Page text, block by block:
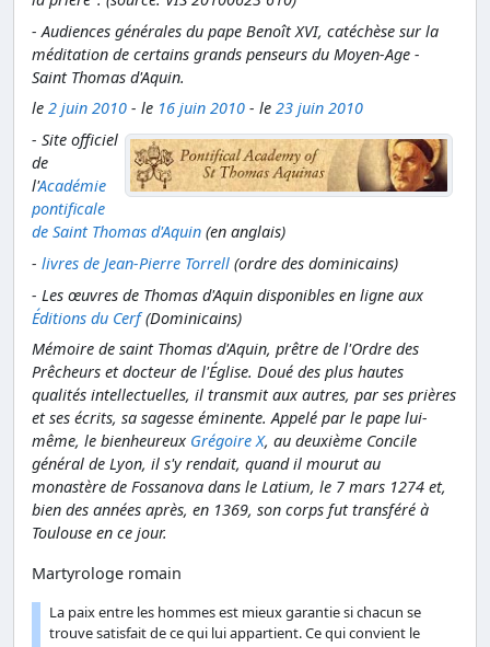
- Audiences générales du pape Benoît XVI, catéchèse sur la
méditation de certains grands penseurs du Moyen-Age -
Saint Thomas d'Aquin.
le 2 juin 2010 - le 16 juin 2010 - le 23 juin 2010
- Site officiel
de
l'Académie
pontificale
de Saint Thomas d'Aquin (en anglais)
- livres de Jean-Pierre Torrell (ordre des dominicains)
- Les œuvres de Thomas d'Aquin disponibles en ligne aux
Éditions du Cerf(Dominicains)
Mémoire de saint Thomas d'Aquin, prêtre de l'Ordre des
Prêcheurs et docteur de l'Église. Doué des plus hautes
qualités intellectuelles, il transmit aux autres, par ses prières
et ses écrits, sa sagesse éminente. Appelé par le pape lui-
même, le bienheureux Grégoire X, au deuxième Concile
général de Lyon, il s'y rendait, quand il mourut au
monastère de Fossanova dans le Latium, le 7 mars 1274 et,
bien des années après, en 1369, son corps fut transféré à
Toulouse en ce jour.
Martyrologe romain
La paix entre les hommes est mieux garantie si chacun se
trouve satisfait de ce qui lui appartient. Ce qui convient le